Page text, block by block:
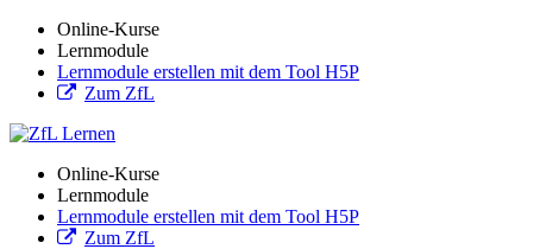
Online-Kurse
Lernmodule
Lernmodule erstellen mit dem Tool H5P
Zum ZfL
Online-Kurse
Lernmodule
Lernmodule erstellen mit dem Tool H5P
Zum ZfL